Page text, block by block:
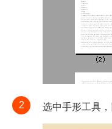
2 选中手形工具